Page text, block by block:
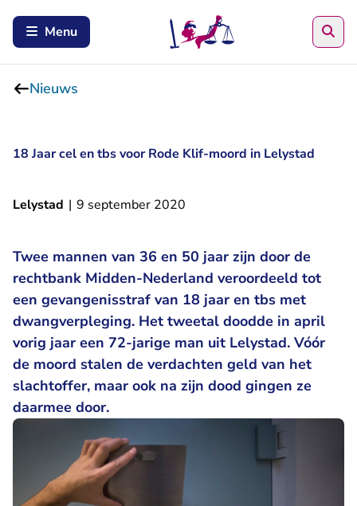
Menu
Nieuws
18 Jaar cel en tbs voor Rode Klif-moord in Lelystad
Lelystad | 9 september 2020
Twee mannen van 36 en 50 jaar zijn door de
rechtbank Midden-Nederland veroordeeld tot
een gevangenisstraf van 18 jaar en tbs met
dwangverpleging. Het tweetal doodde in april
vorig jaar een 72-jarige man uit Lelystad. Vóór
de moord stalen de verdachten geld van het
slachtoffer, maar ook na zijn dood gingen ze
daarmee door.